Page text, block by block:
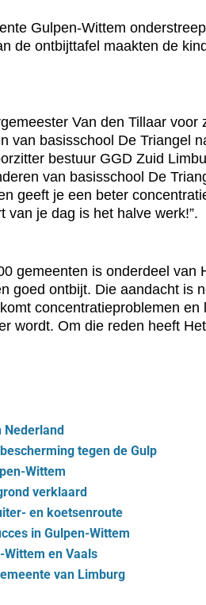
Gulpen-Wittem
de ontbijttafel maakten de
Van den Tillaar
van basisschool De Triangel
bestuur GGD Zuid
van basisschool De
geeft je een beter
van je dag is het halve werk!”.
gemeenten is onderdeel
goed ontbijt. Die aandacht
concentratieproblemen
wordt. Om die reden heeft
Nederland
tegen de Gulp
Wittem
verklaard
en koetsenroute
in Gulpen-Wittem
en Vaals
van Limburg